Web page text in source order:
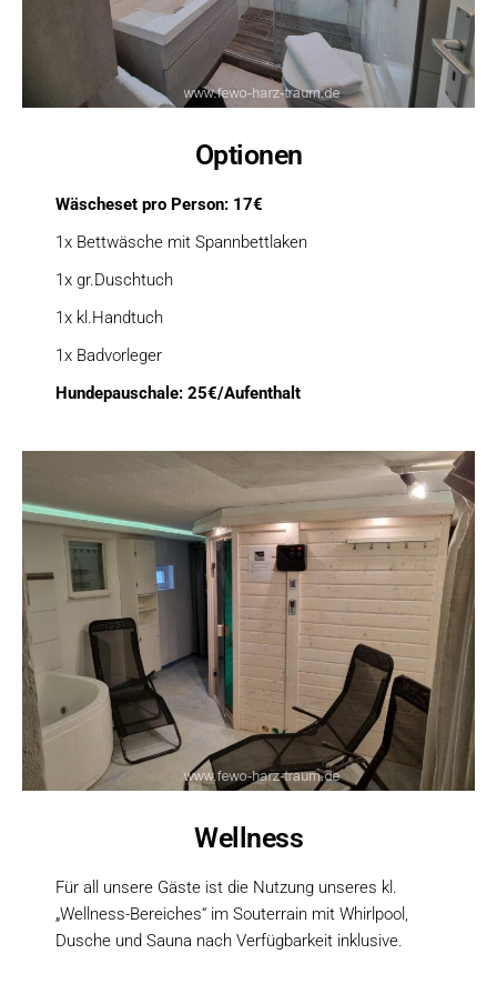
Optionen
Wäscheset pro Person: 17€
1x Bettwäsche mit Spannbettlaken
1x gr.Duschtuch
1x kl.Handtuch
1x Badvorleger
Hundepauschale: 25€/Aufenthalt
Wellness
Für all unsere Gäste ist die Nutzung unseres kl.
„Wellness-Bereiches“ im Souterrain mit Whirlpool,
Dusche und Sauna nach Verfügbarkeit inklusive.